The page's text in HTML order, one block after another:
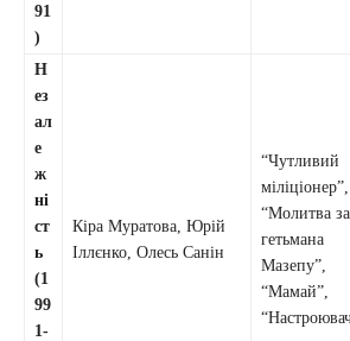
91
)
Н
ез
ал
е
ж
ні
ст
ь
(1
99
1-
Кіра Муратова, Юрій
Іллєнко, Олесь Санін
“Чутливий
міліціонер”,
“Молитва за
гетьмана
Мазепу”,
“Мамай”,